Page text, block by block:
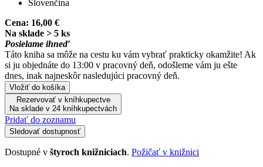
Slovenčina
Cena: 16,00 €
Na sklade > 5 ks
Posielame ihneď
Táto kniha sa môže na cestu ku vám vybrať prakticky okamžite! Ak
si ju objednáte do 13:00 v pracovný deň, odošleme vám ju ešte
dnes, inak najneskôr nasledujúci pracovný deň.
Vložiť do košíka
Rezervovať v kníhkupectve
Na sklade v 24 kníhkupectvách
Pridať do zoznamu
Sledovať dostupnosť
Dostupné v štyroch knižniciach. Požičať v knižnici